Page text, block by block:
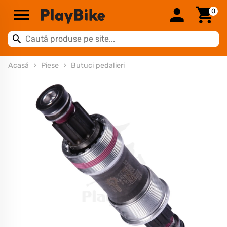
0
Acasă Piese Butuci pedalieri